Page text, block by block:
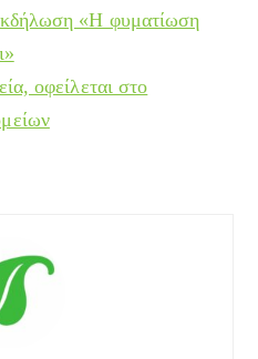
«Η φυματίωση
οφείλεται στο